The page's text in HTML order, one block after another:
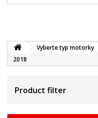
Vyberte typ motorky
2018
Product filter